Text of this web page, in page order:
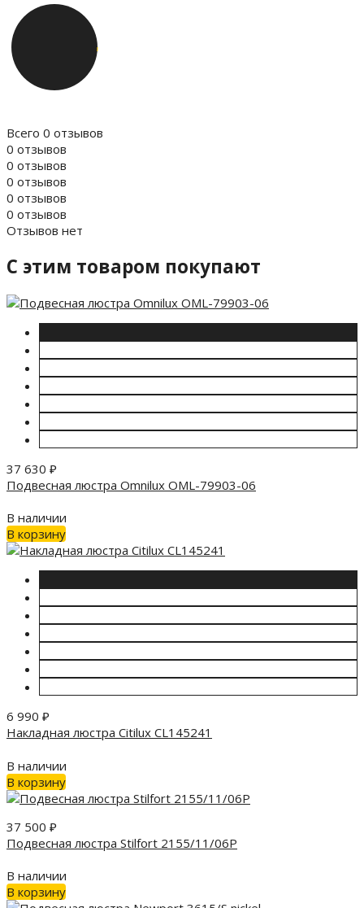
Всего 0 отзывов
0 отзывов
0 отзывов
0 отзывов
0 отзывов
0 отзывов
Отзывов нет
C этим товаром покупают
37 630 ₽
Подвесная люстра Omnilux OML-79903-06
В наличии
В корзину
6 990 ₽
Накладная люстра Citilux CL145241
В наличии
В корзину
37 500 ₽
Подвесная люстра Stilfort 2155/11/06P
В наличии
В корзину